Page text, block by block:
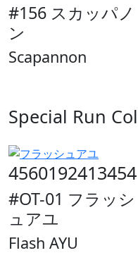
#156 スカッパノ
ン
Scapannon
Special Run
4560192413454
#OT-01 フラッシ
ュアユ
Flash AYU